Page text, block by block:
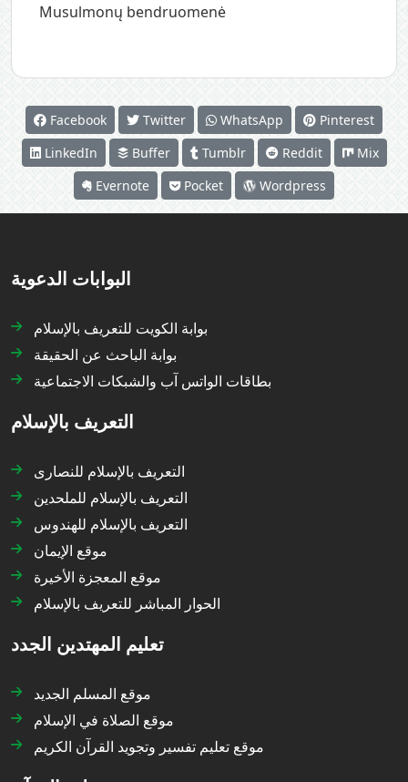
Musulmonų bendruomenė
Facebook Twitter WhatsApp
Pinterest
LinkedIn
Buffer Tumblr Reddit
Mix
Evernote
Pocket Wordpress
البوابات الدعوية
بوابة الكويت للتعريف بالإسلام
بوابة الباحث عن الحقيقة
بطاقات الواتس آب والشبكات الاجتماعية
التعريف بالإسلام
التعريف بالإسلام للنصارى
التعريف بالإسلام للملحدين
التعريف بالإسلام للهندوس
موقع الإيمان
موقع المعجزة الأخيرة
الحوار المباشر للتعريف بالإسلام
تعليم المهتدين الجدد
موقع المسلم الجديد
موقع الصلاة في الإسلام
موقع تعليم تفسير وتجويد القرآن الكريم